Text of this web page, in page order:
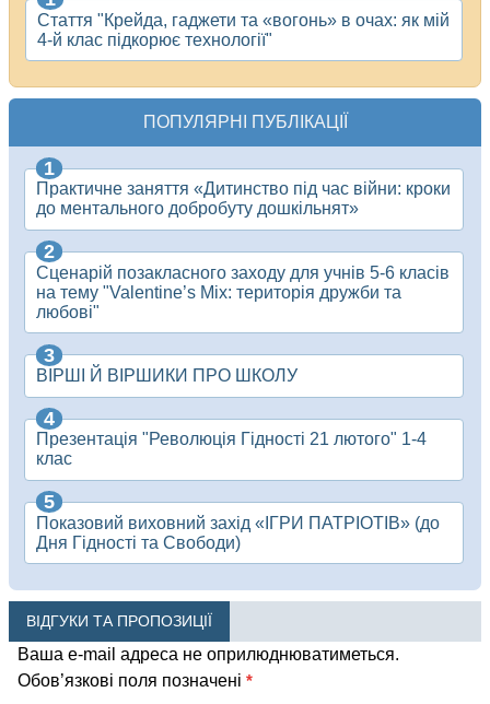
Стаття "Крейда, гаджети та «вогонь» в очах: як мій
4-й клас підкорює технології"
ПОПУЛЯРНІ ПУБЛІКАЦІЇ
Практичне заняття «Дитинство під час війни: кроки
до ментального добробуту дошкільнят»
Сценарій позакласного заходу для учнів 5-6 класів
на тему "Valentine’s Mix: територія дружби та
любові"
ВІРШІ Й ВІРШИКИ ПРО ШКОЛУ
Презентація "Революція Гідності 21 лютого" 1-4
клас
Показовий виховний захід «ІГРИ ПАТРІОТІВ» (до
Дня Гідності та Свободи)
ВІДГУКИ ТА ПРОПОЗИЦІЇ
Ваша e-mail адреса не оприлюднюватиметься.
Обов’язкові поля позначені *